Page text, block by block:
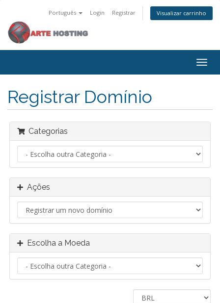
Português Login Registrar Visualizar carrinho
Registrar Domínio
Categorias
Ações
Escolha a Moeda